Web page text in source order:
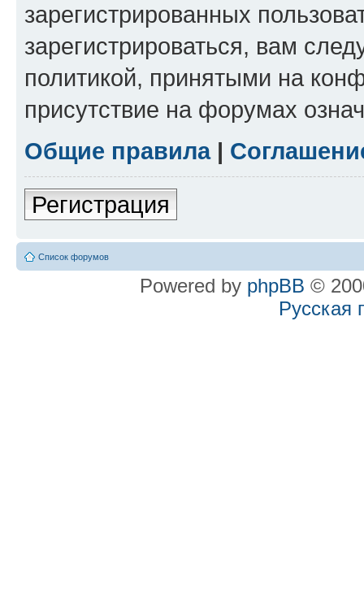
зарегистрированных
зарегистрироваться, вам
политикой, принятыми на
присутствие на форумах
Общие правила|
Регистрация
Список форумов
Powered by phpBB ©
Русская